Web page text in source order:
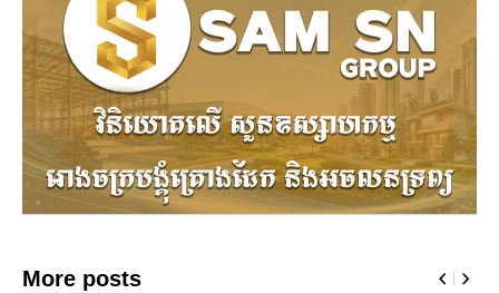
More posts